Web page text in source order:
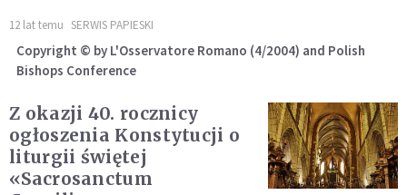
12 lat temu SERWIS PAPIESKI
Copyright © by L'Osservatore Romano (4/2004) and Polish
Bishops Conference
Z okazji 40. rocznicy
ogłoszenia Konstytucji o
liturgii świętej
«Sacrosanctum